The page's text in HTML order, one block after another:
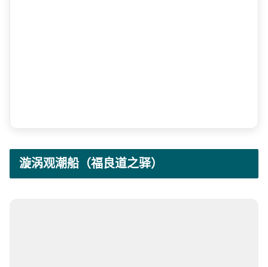
漩涡观潮船（福良道之驿）